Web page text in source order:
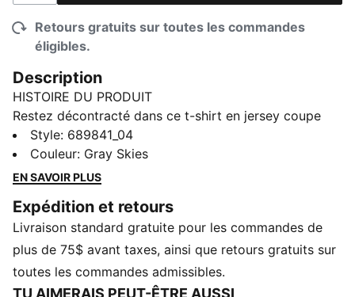
Retours gratuits sur toutes les commandes
éligibles.
Description
HISTOIRE DU PRODUIT
Restez décontracté dans ce t-shirt en jersey coupe
classique fabriqué à partir d’un mélange de coton
doux. Parfait pour les sorties décontractées ou les
courses de la fin de semaine, c’est l’option de choix
d’énergie PUMA classique, ce t-shirt vous
accompagne partout où votre journée vous mène.
CARACTÉRISTIQUES ET AVANTAGES
Contient au moins 20 % de matière recyclée
DÉTAILS
Style: 689841_04
Couleur: Gray Skies
EN SAVOIR PLUS
Expédition et retours
Livraison standard gratuite pour les commandes de
plus de 75$ avant taxes, ainsi que retours gratuits sur
toutes les commandes admissibles.
TU AIMERAIS PEUT-ÊTRE AUSSI